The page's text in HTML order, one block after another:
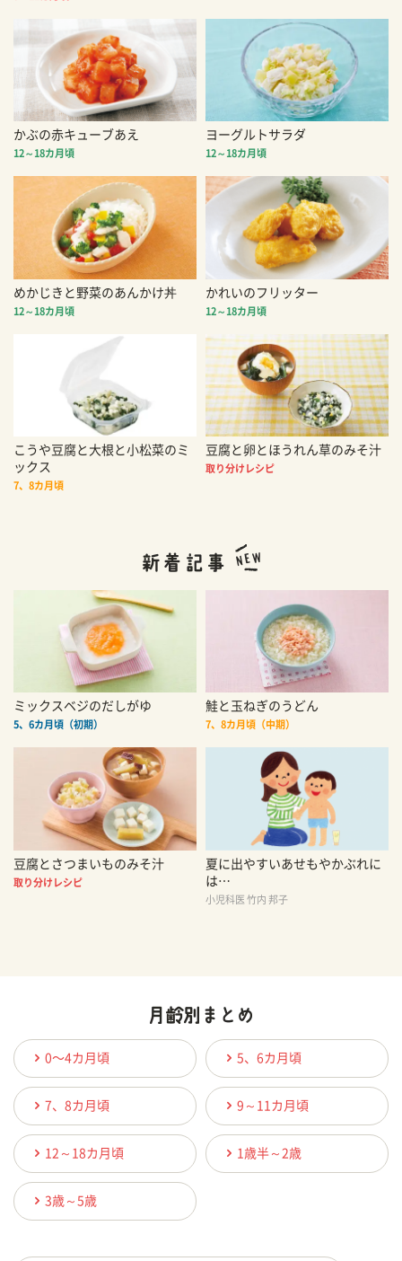
かぶの赤キューブあえ
12～18カ月頃
ヨーグルトサラダ
12～18カ月頃
めかじきと野菜のあんかけ丼
12～18カ月頃
かれいのフリッター
12～18カ月頃
こうや豆腐と大根と小松菜のミ
ックス
7、8カ月頃
豆腐と卵とほうれん草のみそ汁
取り分けレシピ
ミックスベジのだしがゆ
5、6カ月頃（初期）
鮭と玉ねぎのうどん
7、8カ月頃（中期）
豆腐とさつまいものみそ汁
取り分けレシピ
夏に出やすいあせもやかぶれに
は…
小児科医 竹内 邦子
0〜4カ月頃 5、6カ月頃
7、8カ月頃 9～11カ月頃
12～18カ月頃 1歳半～2歳
3歳～5歳